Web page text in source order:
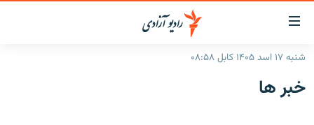
لینک‌های
قابل
دسترسی
به گزارش‌ها
شنبه ۱۷ اسد ۱۴۰۵ کابل ۰۸:۵۸
خبر ها